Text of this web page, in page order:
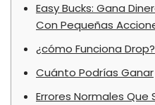
Easy Bucks: Gana
Con Pequeñas
¿cómo Funciona Drop?
Cuánto Podrías Ganar
Errores Normales Que